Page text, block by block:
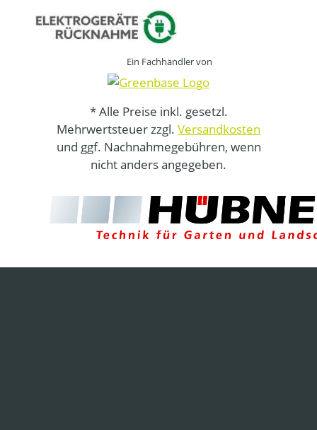
Ein Fachhändler von
* Alle Preise inkl. gesetzl.
Mehrwertsteuer zzgl. Versandkosten
und ggf. Nachnahmegebühren, wenn
nicht anders angegeben.